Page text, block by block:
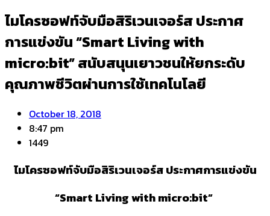
ไมโครซอฟท์จับมือสิริเวนเจอร์ส ประกาศ
การแข่งขัน “Smart Living with
micro:bit” สนับสนุนเยาวชนให้ยกระดับ
คุณภาพชีวิตผ่านการใช้เทคโนโลยี
October 18, 2018
8:47 pm
1449
ไมโครซอฟท์จับมือสิริเวนเจอร์ส ประกาศการแข่งขัน
“Smart Living with micro:bit”